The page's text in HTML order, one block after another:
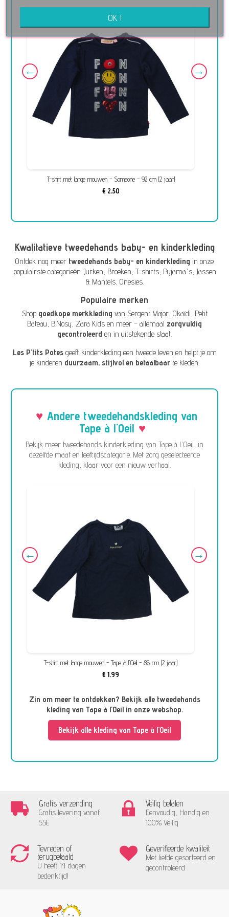
T-shirt met lange mouwen - Someone - 92 cm (2 jaar)
€ 2,50
Kwalitatieve tweedehands baby- en kinderkleding
Ontdek nog meer tweedehands baby- en kinderkleding in onze
populairste categorieën: Jurken, Broeken, T-shirts, Pyjama's, Jassen
& Mantels, Onesies.
Populaire merken
Shop goedkope merkkleding van Sergent Major, Okaïdi, Petit
Bateau, B.Nosy, Zara Kids en meer – allemaal zorgvuldig
gecontroleerd en in uitstekende staat.
Les P’tits Potesgeeft kinderkleding een tweede leven en helpt je om
je kinderen duurzaam, stijlvol en betaalbaar te kleden.
Andere tweedehandskleding van
Tape à l'Oeil
Bekijk meer tweedehands kinderkleding van Tape à l'Oeil, in
dezelfde maat en leeftijdscategorie. Met zorg geselecteerde
kleding, klaar voor een nieuw verhaal.
T-shirt met lange mouwen - Tape à l'Oeil - 86 cm (2 jaar)
€ 1,99
Zin om meer te ontdekken? Bekijk alle tweedehands
kleding van Tape à l'Oeil in onze webshop.
Bekijk alle kleding van Tape à l'Oeil
Gratis verzending
Gratis levering vanaf
55€
Veilig betalen
Eenvoudig, Handig en
100% Veilig
Tevreden of
terugbetaald
U heeft 14 dagen
bedenktijd!
Geverifieerde kwaliteit
Met liefde gesorteerd en
gecontroleerd
OK !